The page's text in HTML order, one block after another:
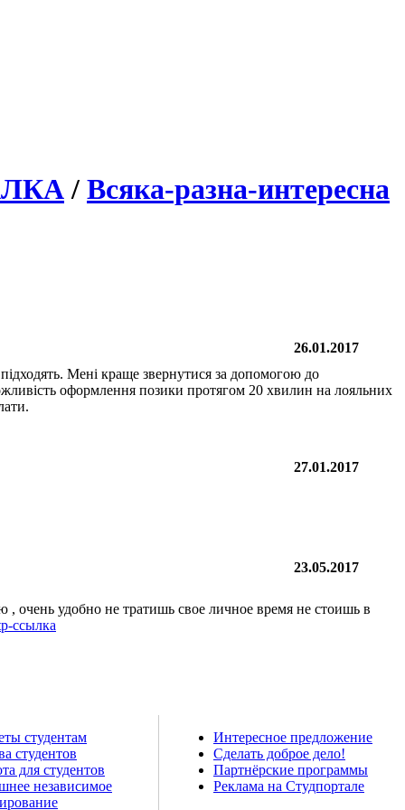
/ Всяка-разна-интересна
26.01.2017
Мені краще звернутися за допомогою до
оформлення позики протягом 20 хвилин на лояльних
27.01.2017
23.05.2017
, очень удобно не тратишь свое личное время не стоишь в
ссылка
студентам
студентов
для студентов
независимое
Интересное предложение
Сделать доброе дело!
Партнёрские программы
Реклама на Студпортале